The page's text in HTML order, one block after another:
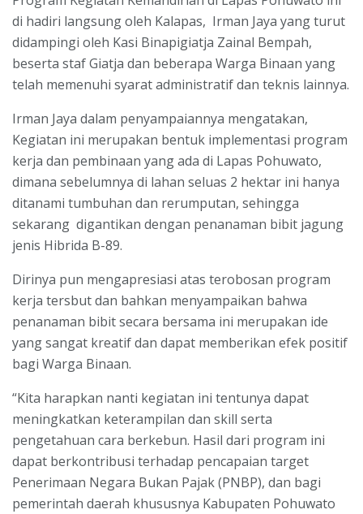
di hadiri langsung oleh Kalapas, Irman Jaya yang turut
didampingi oleh Kasi Binapigiatja Zainal Bempah,
beserta staf Giatja dan beberapa Warga Binaan yang
telah memenuhi syarat administratif dan teknis lainnya.
Irman Jaya dalam penyampaiannya mengatakan,
Kegiatan ini merupakan bentuk implementasi program
kerja dan pembinaan yang ada di Lapas Pohuwato,
dimana sebelumnya di lahan seluas 2 hektar ini hanya
ditanami tumbuhan dan rerumputan, sehingga
sekarang digantikan dengan penanaman bibit jagung
jenis Hibrida B-89.
Dirinya pun mengapresiasi atas terobosan program
kerja tersbut dan bahkan menyampaikan bahwa
penanaman bibit secara bersama ini merupakan ide
yang sangat kreatif dan dapat memberikan efek positif
bagi Warga Binaan.
“Kita harapkan nanti kegiatan ini tentunya dapat
meningkatkan keterampilan dan skill serta
pengetahuan cara berkebun. Hasil dari program ini
dapat berkontribusi terhadap pencapaian target
Penerimaan Negara Bukan Pajak (PNBP), dan bagi
pemerintah daerah khususnya Kabupaten Pohuwato